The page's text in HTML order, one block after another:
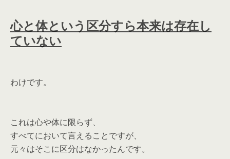
心と体という区分すら本来は存在し
ていない
わけです。
これは心や体に限らず、
すべてにおいて言えることですが、
元々はそこに区分はなかったんです。